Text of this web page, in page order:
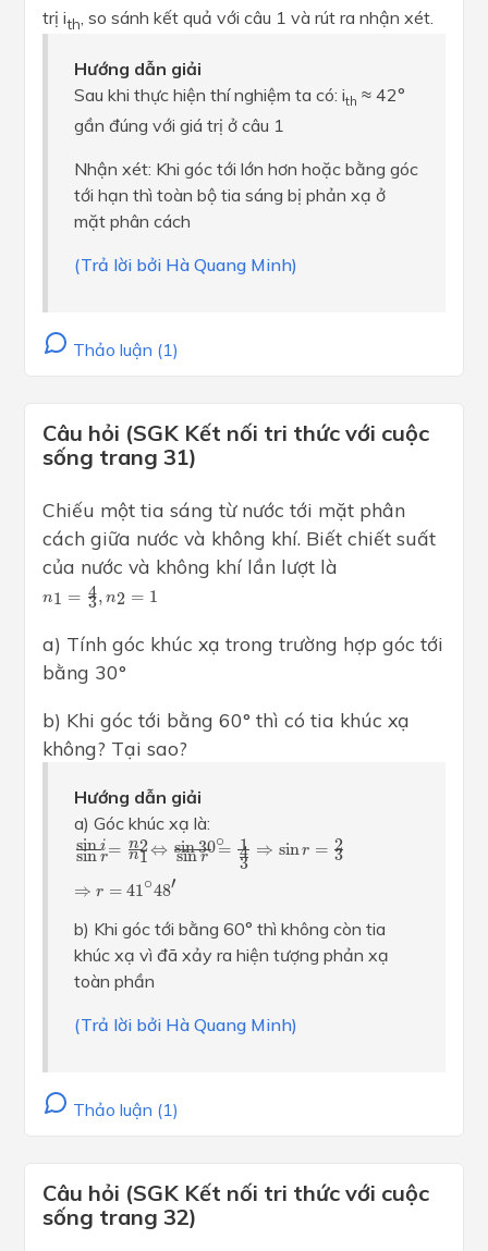
trị ith , so sánh kết quả với câu 1 và rút ra nhận xét.
Hướng dẫn giải
Sau khi thực hiện thí nghiệm ta có: ith ≈ 42°
gần đúng với giá trị ở câu 1
Nhận xét: Khi góc tới lớn hơn hoặc bằng góc
tới hạn thì toàn bộ tia sáng bị phản xạ ở
mặt phân cách
(Trả lời bởi Hà Quang Minh)
Thảo luận (1)
Câu hỏi (SGK Kết nối tri thức với cuộc
sống trang 31)
Chiếu một tia sáng từ nước tới mặt phân
cách giữa nước và không khí. Biết chiết suất
của nước và không khí lần lượt là
n1 = 4
3, n2 = 1
3
a) Tính góc khúc xạ trong trường hợp góc tới
bằng 30°
b) Khi góc tới bằng 60° thì có tia khúc xạ
không? Tại sao?
Hướng dẫn giải
a) Góc khúc xạ là:
sin i
sin r= n2
n1 ⇔ sin30∘
sinr = 1
4
3
⇒ sin r = 2
3
⇒ r = 41 ∘48′
sin isinr =n2n 1⇔sin30 ∘ sin
b) Khi góc tới bằng 60° thì không còn tia
khúc xạ vì đã xảy ra hiện tượng phản xạ
toàn phần
(Trả lời bởi Hà Quang Minh)
Thảo luận (1)
Câu hỏi (SGK Kết nối tri thức với cuộc
sống trang 32)